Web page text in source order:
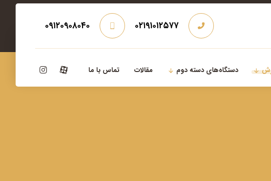
۰۹۱۲۰۹۰۸۰۴۰ ۰۲۱۹۱۰۱۲۵۷۷
دستگاه‌های دسته دوم مقالات تماس با ما